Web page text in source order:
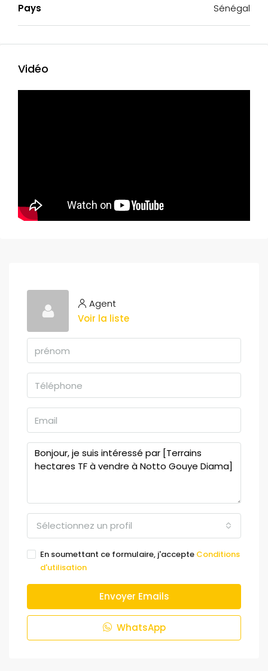
Pays Sénégal
Vidéo
Agent
Voir la liste
Sélectionnez un profil
En soumettant ce formulaire, j'accepte Conditions
d'utilisation
Envoyer Emails
WhatsApp